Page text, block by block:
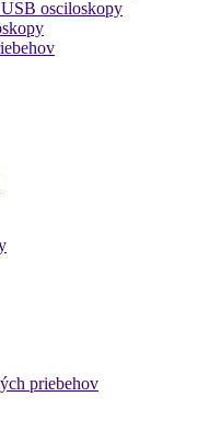
osciloskopy
priebehov